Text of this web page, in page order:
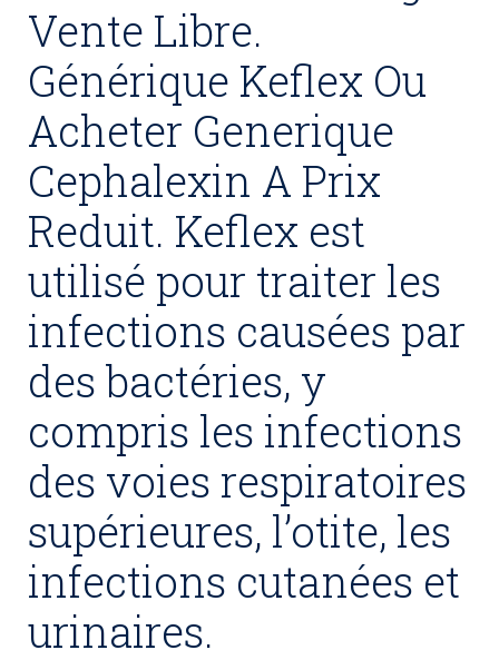
Vente Libre.
Générique Keflex Ou
Acheter Generique
Cephalexin A Prix
Reduit. Keflex est
utilisé pour traiter les
infections causées par
des bactéries, y
compris les infections
des voies respiratoires
supérieures, l’otite, les
infections cutanées et
urinaires.